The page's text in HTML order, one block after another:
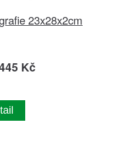
23x28x2cm
Kč